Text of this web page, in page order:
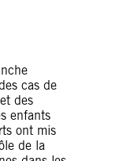
cas de
des
enfants
ont mis
de la